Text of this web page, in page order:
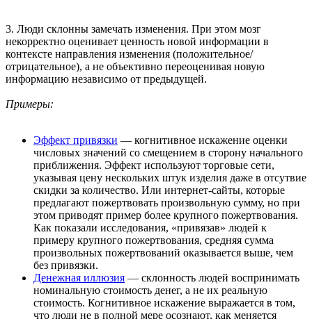
3. Люди склонны замечать изменения. При этом мозг
некорректно оценивает ценность новой информации в
контексте направления изменения (положительное/
отрицательное), а не объективно переоценивая новую
информацию независимо от предыдущей.
Примеры:
Эффект привязки — когнитивное искажение оценки
числовых значений со смещением в сторону начального
приближения. Эффект используют торговые сети,
указывая цену нескольких штук изделия даже в отсутвие
скидки за количество. Или интернет-сайты, которые
предлагают пожертвовать произвольную сумму, но при
этом приводят пример более крупного пожертвования.
Как показали исследования, «привязав» людей к
примеру крупного пожертвования, средняя сумма
произвольных пожертвований оказывается выше, чем
без привязки.
Денежная иллюзия — склонность людей воспринимать
номинальную стоимость денег, а не их реальную
стоимость. Когнитивное искажение выражается в том,
что люди не в полной мере осознают, как меняется